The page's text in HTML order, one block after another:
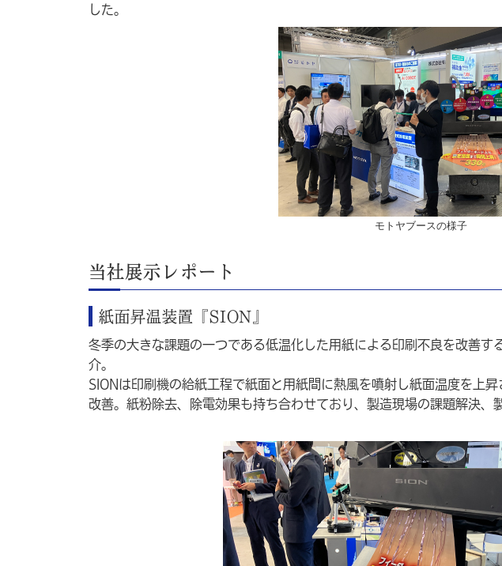
した。
モトヤブースの様子
当社展示レポート
紙面昇温装置『SION』
冬季の大きな課題の一つである低温化した用紙による印刷不良を改善す
介。
SIONは印刷機の給紙工程で紙面と用紙間に熱風を噴射し紙面温度を上
改善。紙粉除去、除電効果も持ち合わせており、製造現場の課題解決、